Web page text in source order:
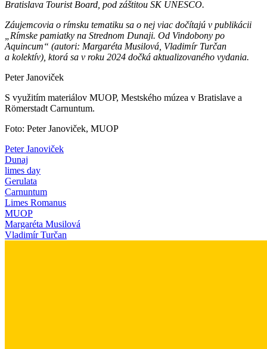
Bratislava Tourist Board, pod záštitou SK UNESCO.
Záujemcovia o rímsku tematiku sa o nej viac dočítajú v publikácii
„Rímske pamiatky na Strednom Dunaji. Od Vindobony po
Aquincum“ (autori: Margaréta Musilová, Vladimír Turčan
a kolektív), ktorá sa v roku 2024 dočká aktualizovaného vydania.
Peter Janoviček
S využitím materiálov MUOP, Mestského múzea v Bratislave a
Römerstadt Carnuntum.
Foto: Peter Janoviček, MUOP
Peter Janoviček
Dunaj
limes day
Gerulata
Carnuntum
Limes Romanus
MUOP
Margaréta Musilová
Vladimír Turčan